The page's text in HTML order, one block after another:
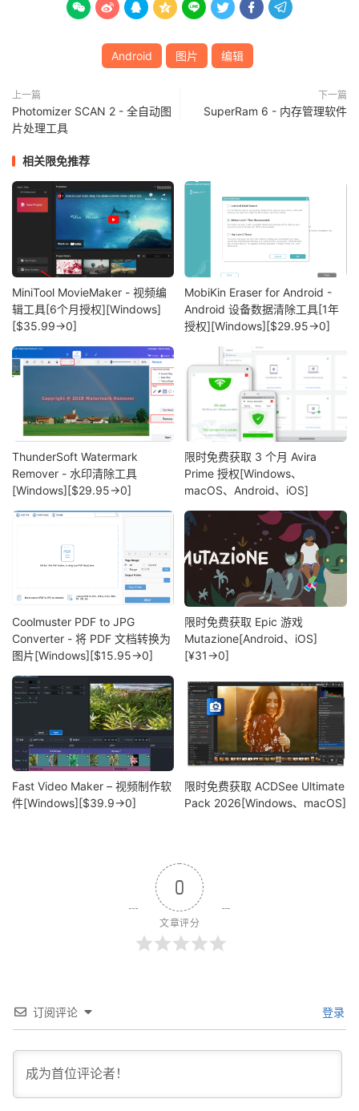
       
Android 图片 编辑
上一篇
Photomizer SCAN 2 - 全自动图
片处理工具
下一篇
SuperRam 6 - 内存管理软件
相关限免推荐
MiniTool MovieMaker - 视频编
辑工具[6个月授权][Windows]
[$35.99→0]
MobiKin Eraser for Android -
Android 设备数据清除工具[1年
授权][Windows][$29.95→0]
ThunderSoft Watermark
Remover - 水印清除工具
[Windows][$29.95→0]
限时免费获取 3 个月 Avira
Prime 授权[Windows、
macOS、Android、iOS]
Coolmuster PDF to JPG
Converter - 将 PDF 文档转换为
图片[Windows][$15.95→0]
限时免费获取 Epic 游戏
Mutazione[Android、iOS]
[¥31→0]
Fast Video Maker – 视频制作软
件[Windows][$39.9→0]
限时免费获取 ACDSee Ultimate
Pack 2026[Windows、macOS]
0
文章评分
订阅评论 登录